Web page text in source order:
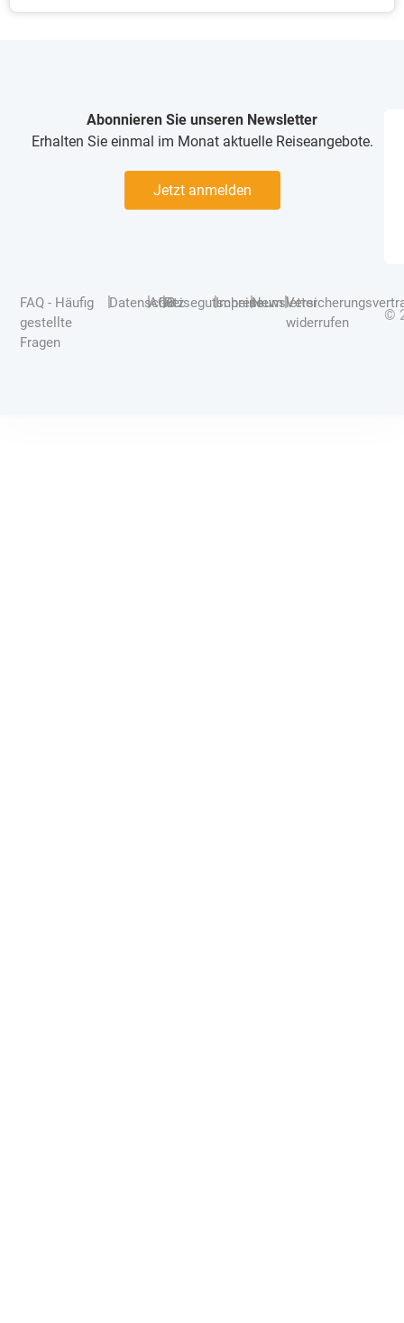
Abonnieren Sie unseren Newsletter
Erhalten Sie einmal im Monat aktuelle Reiseangebote.
Jetzt anmelden
FAQ - Häufig
gestellte
Fragen
|Datenschutz
|AGB
|Reisegutscheine
|Impressum
|Newsletter
|
widerrufen
©